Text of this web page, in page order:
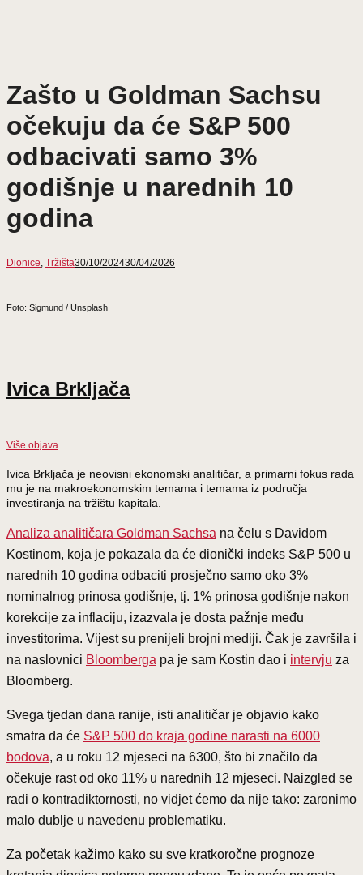
Zašto u Goldman Sachsu
očekuju da će S&P 500
odbacivati samo 3%
godišnje u narednih 10
godina
Dionice, Tržišta30/10/202430/04/2026
Foto: Sigmund / Unsplash
Ivica Brkljača
Više objava
Ivica Brkljača je neovisni ekonomski analitičar, a primarni fokus rada
mu je na makroekonomskim temama i temama iz područja
investiranja na tržištu kapitala.
Analiza analitičara Goldman Sachsa na čelu s Davidom
Kostinom, koja je pokazala da će dionički indeks S&P 500 u
narednih 10 godina odbaciti prosječno samo oko 3%
nominalnog prinosa godišnje, tj. 1% prinosa godišnje nakon
korekcije za inflaciju, izazvala je dosta pažnje među
investitorima. Vijest su prenijeli brojni mediji. Čak je završila i
na naslovnici Bloomberga pa je sam Kostin dao i intervju za
Bloomberg.
Svega tjedan dana ranije, isti analitičar je objavio kako
smatra da će S&P 500 do kraja godine narasti na 6000
bodova, a u roku 12 mjeseci na 6300, što bi značilo da
očekuje rast od oko 11% u narednih 12 mjeseci. Naizgled se
radi o kontradiktornosti, no vidjet ćemo da nije tako: zaronimo
malo dublje u navedenu problematiku.
Za početak kažimo kako su sve kratkoročne prognoze